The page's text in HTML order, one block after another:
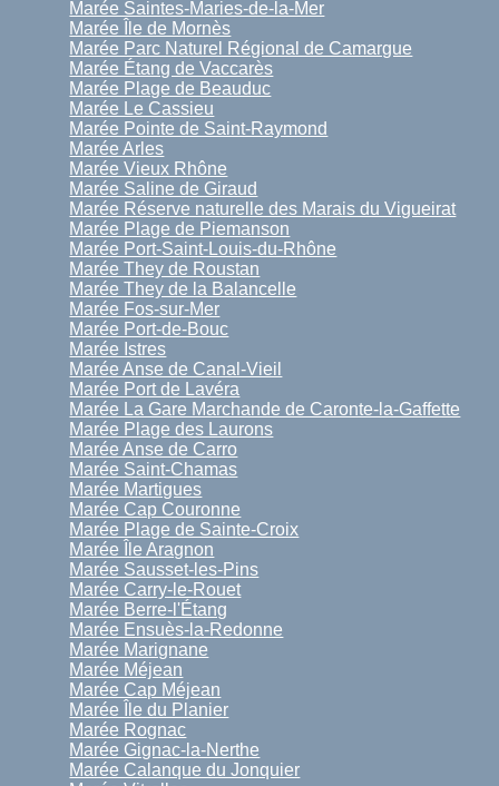
Marée Saintes-Maries-de-la-Mer
Marée Île de Mornès
Marée Parc Naturel Régional de Camargue
Marée Étang de Vaccarès
Marée Plage de Beauduc
Marée Le Cassieu
Marée Pointe de Saint-Raymond
Marée Arles
Marée Vieux Rhône
Marée Saline de Giraud
Marée Réserve naturelle des Marais du Vigueirat
Marée Plage de Piemanson
Marée Port-Saint-Louis-du-Rhône
Marée They de Roustan
Marée They de la Balancelle
Marée Fos-sur-Mer
Marée Port-de-Bouc
Marée Istres
Marée Anse de Canal-Vieil
Marée Port de Lavéra
Marée La Gare Marchande de Caronte-la-Gaffette
Marée Plage des Laurons
Marée Anse de Carro
Marée Saint-Chamas
Marée Martigues
Marée Cap Couronne
Marée Plage de Sainte-Croix
Marée Île Aragnon
Marée Sausset-les-Pins
Marée Carry-le-Rouet
Marée Berre-l'Étang
Marée Ensuès-la-Redonne
Marée Marignane
Marée Méjean
Marée Cap Méjean
Marée Île du Planier
Marée Rognac
Marée Gignac-la-Nerthe
Marée Calanque du Jonquier